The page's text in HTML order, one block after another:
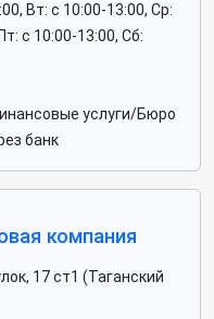
Вт: c 10:00-13:00, Ср:
c 10:00-13:00, Сб:
услуги/Бюро
банк
компания
17 ст1 (Таганский